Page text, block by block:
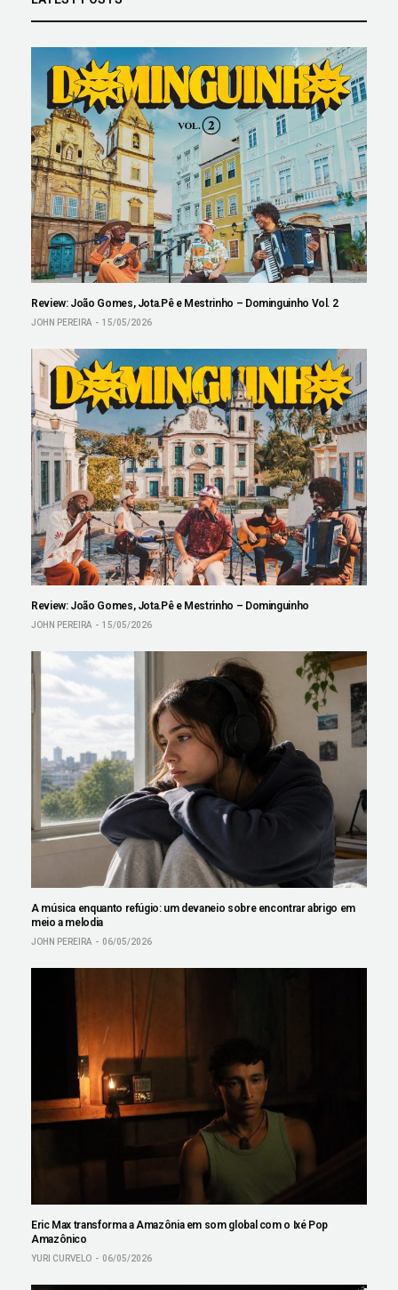
Review: João Gomes, Jota.Pê e Mestrinho – Dominguinho Vol. 2
JOHN PEREIRA 15/05/2026
Review: João Gomes, Jota.Pê e Mestrinho – Dominguinho
JOHN PEREIRA 15/05/2026
A música enquanto refúgio: um devaneio sobre encontrar abrigo em
meio a melodia
JOHN PEREIRA 06/05/2026
Eric Max transforma a Amazônia em som global com o Ixé Pop
Amazônico
YURI CURVELO 06/05/2026